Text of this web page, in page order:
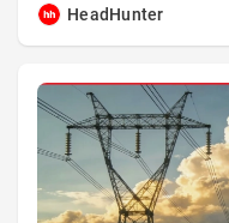
HeadHunter